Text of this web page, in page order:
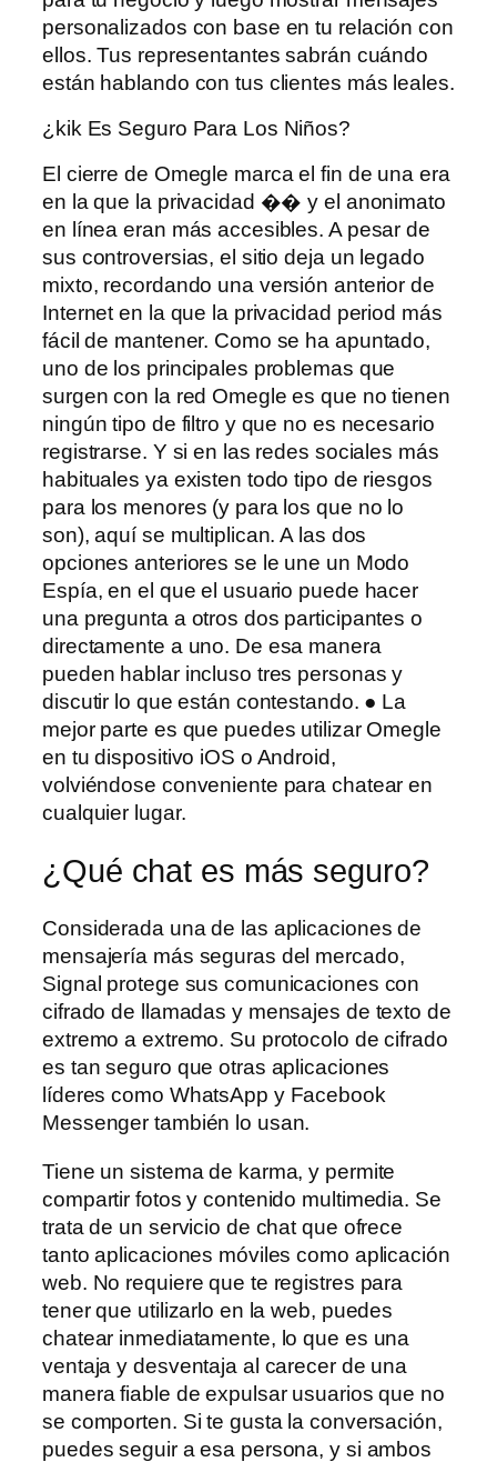
personalizados con base ​​en tu relación con
ellos. Tus representantes sabrán cuándo
están hablando con tus clientes más leales.
¿kik Es Seguro Para Los Niños?
El cierre de Omegle marca el fin de una era
en la que la privacidad �� y el anonimato
en línea eran más accesibles. A pesar de
sus controversias, el sitio deja un legado
mixto, recordando una versión anterior de
Internet en la que la privacidad period más
fácil de mantener. Como se ha apuntado,
uno de los principales problemas que
surgen con la red Omegle es que no tienen
ningún tipo de filtro y que no es necesario
registrarse. Y si en las redes sociales más
habituales ya existen todo tipo de riesgos
para los menores (y para los que no lo
son), aquí se multiplican. A las dos
opciones anteriores se le une un Modo
Espía, en el que el usuario puede hacer
una pregunta a otros dos participantes o
directamente a uno. De esa manera
pueden hablar incluso tres personas y
discutir lo que están contestando. ● La
mejor parte es que puedes utilizar Omegle
en tu dispositivo iOS o Android,
volviéndose conveniente para chatear en
cualquier lugar.
¿Qué chat es más seguro?
Considerada una de las aplicaciones de
mensajería más seguras del mercado,
Signal protege sus comunicaciones con
cifrado de llamadas y mensajes de texto de
extremo a extremo. Su protocolo de cifrado
es tan seguro que otras aplicaciones
líderes como WhatsApp y Facebook
Messenger también lo usan.
Tiene un sistema de karma, y permite
compartir fotos y contenido multimedia. Se
trata de un servicio de chat que ofrece
tanto aplicaciones móviles como aplicación
web. No requiere que te registres para
tener que utilizarlo en la web, puedes
chatear inmediatamente, lo que es una
ventaja y desventaja al carecer de una
manera fiable de expulsar usuarios que no
se comporten. Si te gusta la conversación,
puedes seguir a esa persona, y si ambos